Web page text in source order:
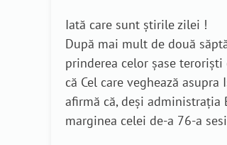
Iată care sunt știrile zilei !
După mai mult de două
prinderea celor șase
că Cel care veghează
afirmă că, deși
marginea celei de-a 76-a